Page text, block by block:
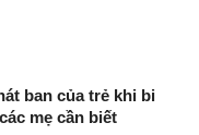
ban của trẻ khi bi
mẹ cần biết